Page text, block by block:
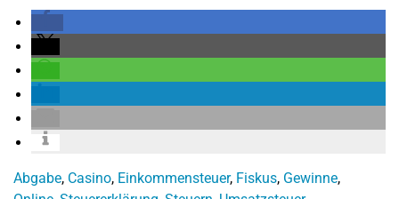
Abgabe, Casino, Einkommensteuer, Fiskus, Gewinne,